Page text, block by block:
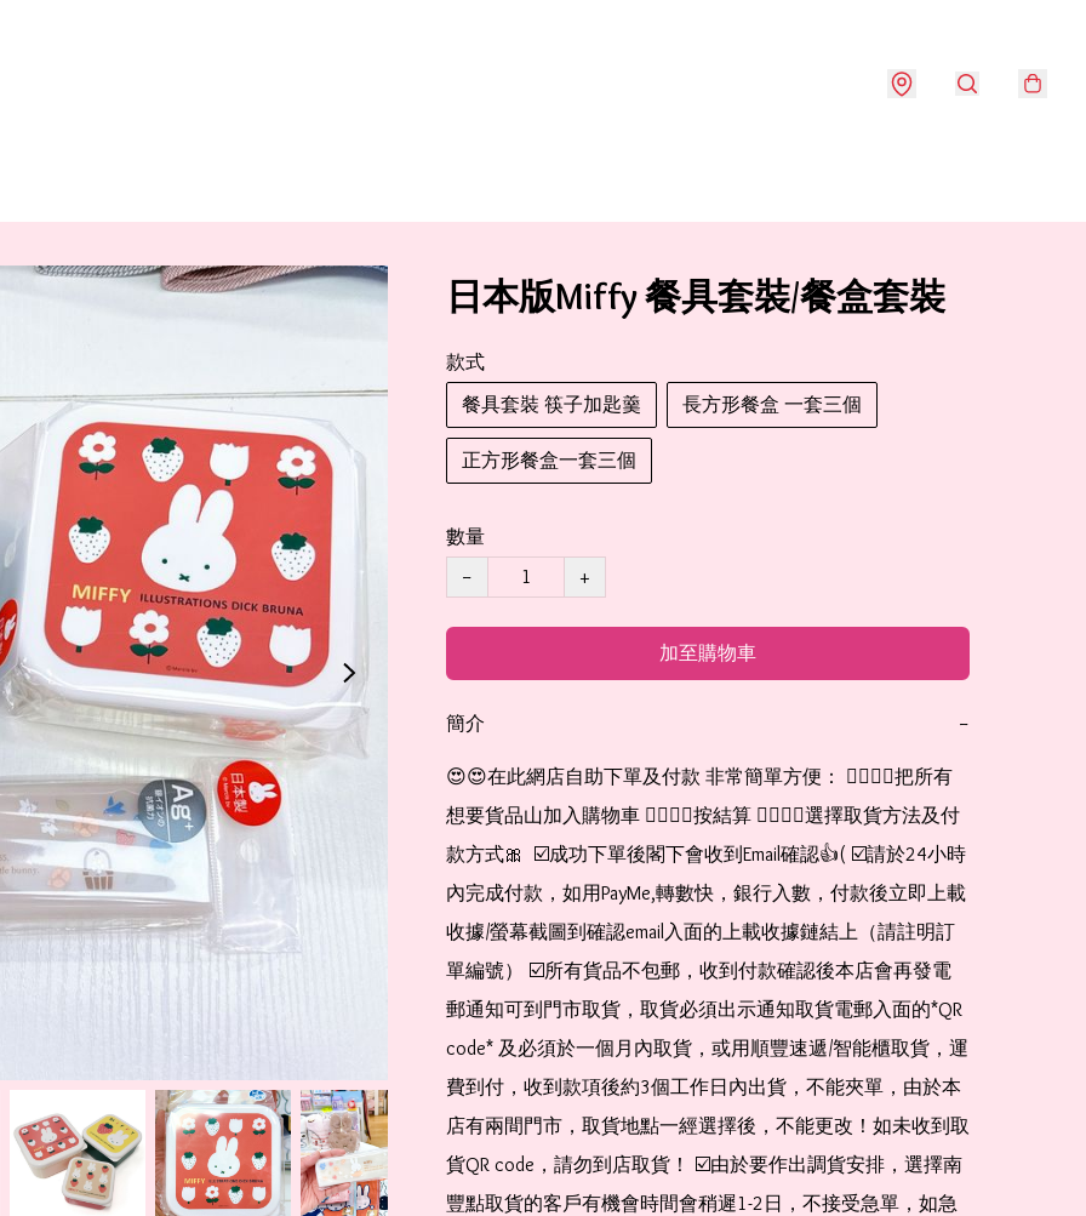
日本版Miffy 餐具套裝/餐盒套裝
款式
餐具套裝 筷子加匙羹
長方形餐盒 一套三個
正方形餐盒一套三個
數量
−
+
加至購物車
簡介 −
😍😍在此網店自助下單及付款 非常簡單方便： 👉🏻👉🏻把所有
想要貨品山加入購物車 👉🏻👉🏻按結算 👉🏻👉🏻選擇取貨方法及付
款方式🎀  ☑️成功下單後閣下會收到Email確認👍( ☑️請於24小時
內完成付款，如用PayMe,轉數快，銀行入數，付款後立即上載
收據/螢幕截圖到確認email入面的上載收據鏈結上（請註明訂
單編號） ☑️所有貨品不包郵，收到付款確認後本店會再發電
郵通知可到門市取貨，取貨必須出示通知取貨電郵入面的*QR
code* 及必須於一個月內取貨，或用順豐速遞/智能櫃取貨，運
費到付，收到款項後約3個工作日內出貨，不能夾單，由於本
店有兩間門市，取貨地點一經選擇後，不能更改！如未收到取
貨QR code，請勿到店取貨！ ☑️由於要作出調貨安排，選擇南
豐點取貨的客戶有機會時間會稍遲1-2日，不接受急單，如急